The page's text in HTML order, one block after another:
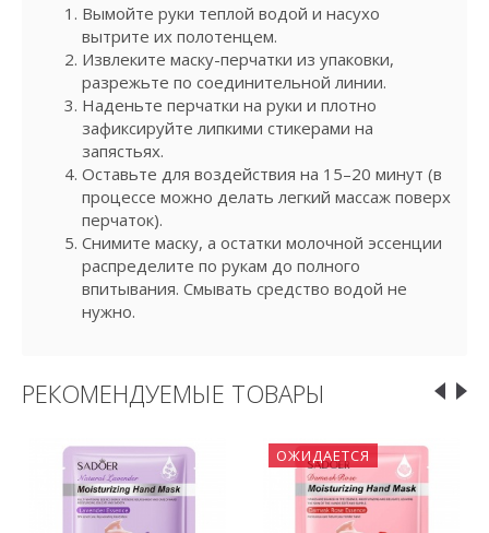
Вымойте руки теплой водой и насухо
вытрите их полотенцем.
Извлеките маску-перчатки из упаковки,
разрежьте по соединительной линии.
Наденьте перчатки на руки и плотно
зафиксируйте липкими стикерами на
запястьях.
Оставьте для воздействия на 15–20 минут (в
процессе можно делать легкий массаж поверх
перчаток).
Снимите маску, а остатки молочной эссенции
распределите по рукам до полного
впитывания. Смывать средство водой не
нужно.
РЕКОМЕНДУЕМЫЕ ТОВАРЫ
ОЖИДАЕТСЯ